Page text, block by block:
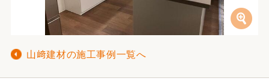
山﨑建材の施工事例一覧へ